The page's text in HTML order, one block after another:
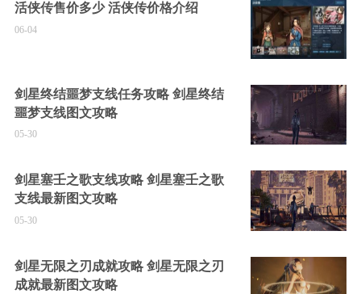
活侠传售价多少 活侠传价格介绍
06-04
剑星终结噩梦支线任务攻略 剑星终结
噩梦支线图文攻略
05-30
剑星塞壬之歌支线攻略 剑星塞壬之歌
支线最新图文攻略
05-30
剑星无限之刃成就攻略 剑星无限之刃
成就最新图文攻略